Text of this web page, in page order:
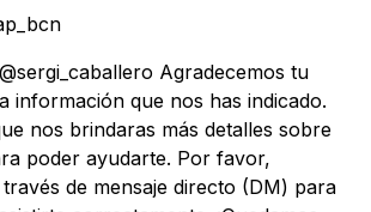
Agradecemos tu
información que nos has indicado.
nos brindaras más detalles sobre
poder ayudarte. Por favor,
de mensaje directo (DM) para